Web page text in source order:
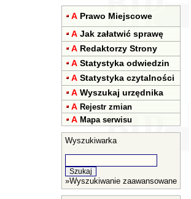
A Prawo Miejscowe
A Jak załatwić sprawę
A Redaktorzy Strony
A Statystyka odwiedzin
A Statystyka czytalności
A Wyszukaj urzędnika
A Rejestr zmian
A Mapa serwisu
Wyszukiwarka
»Wyszukiwanie zaawansowane